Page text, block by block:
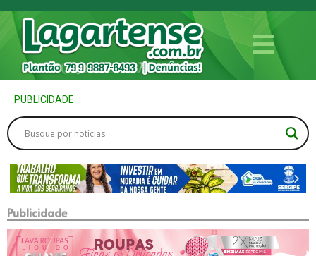
PUBLICIDADE
Publicidade